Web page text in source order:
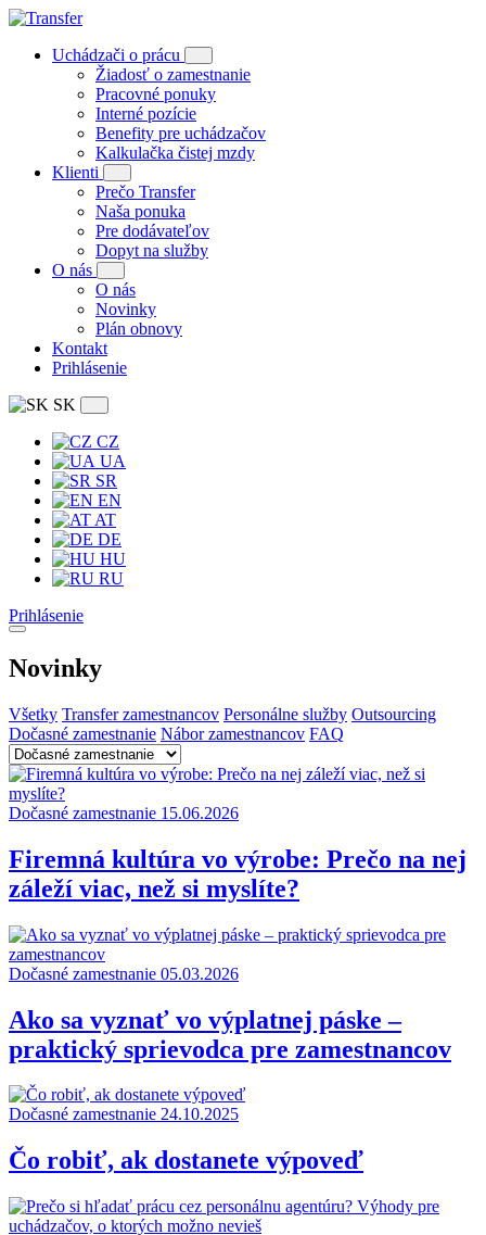
Uchádzači o prácu
Žiadosť o zamestnanie
Pracovné ponuky
Interné pozície
Benefity pre uchádzačov
Kalkulačka čistej mzdy
Klienti
Prečo Transfer
Naša ponuka
Pre dodávateľov
Dopyt na služby
O nás
O nás
Novinky
Plán obnovy
Kontakt
Prihlásenie
SK
CZ
UA
SR
EN
AT
DE
HU
RU
Prihlásenie
Novinky
Všetky Transfer zamestnancov Personálne služby Outsourcing
Dočasné zamestnanie Nábor zamestnancov FAQ
Dočasné zamestnanie 15.06.2026
Firemná kultúra vo výrobe: Prečo na nej
záleží viac, než si myslíte?
Dočasné zamestnanie 05.03.2026
Ako sa vyznať vo výplatnej páske –
praktický sprievodca pre zamestnancov
Dočasné zamestnanie 24.10.2025
Čo robiť, ak dostanete výpoveď